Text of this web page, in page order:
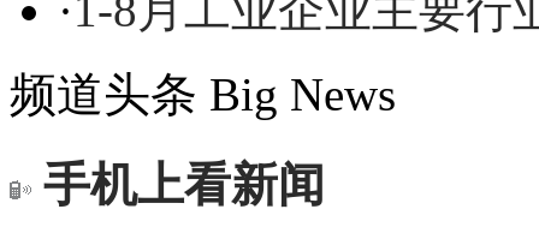
频道头条 Big News
手机上看新闻